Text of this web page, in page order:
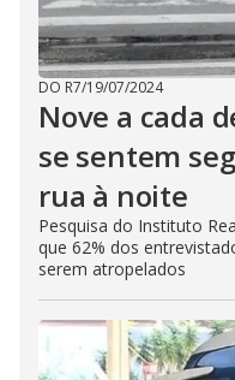
DO R7/19/07/2024
Nove a cada
se sentem
rua à noite
Pesquisa do Instituto
que 62% dos
serem atropelados